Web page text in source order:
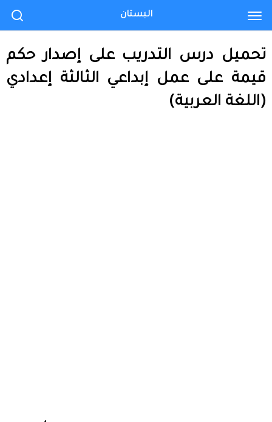
تحميل درس التدريب على إصدار حكم
قيمة على عمل إبداعي الثالثة إعدادي
(اللغة العربية)
البستان